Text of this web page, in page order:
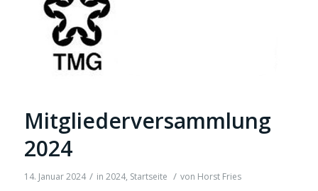
Mitgliederversammlung
2024
14. Januar 2024 / in 2024, Startseite / von Horst Fries